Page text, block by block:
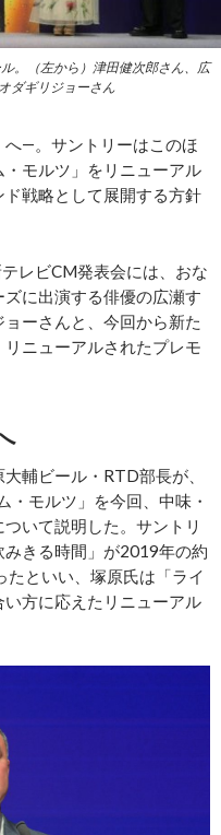
。（左から）津田健次郎さん、広
ダギリジョーさん
―。サントリーはこのほ
モルツ」をリニューアル
戦略として展開する方針
レビCM発表会には、おな
に出演する俳優の広瀬す
ーさんと、今回から新た
ニューアルされたプレモ
輔ビール・RTD部長が、
モルツ」を今回、中味・
いて説明した。サントリ
きる時間」が2019年の約
といい、塚原氏は「ライ
方に応えたリニューアル